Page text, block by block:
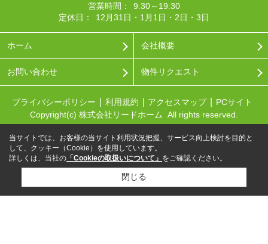
営業時間：
9:30～19:30
定休日：
12月31日・1月1日・2日・3日
ホーム 会社概要
お問い合わせ 物件リクエスト
プライバシーポリシー 利用規約 アクセスマップ
PCサイト
Copyright(c) 株式会社リードホーム All rights reserved.
当サイトでは、お客様の当サイト利用状況把握、サービス向上検討を目的と
して、クッキー（Cookie）を使用しています。
詳しくは、当社の 「Cookieの取扱いについて」 をご確認ください。
閉じる